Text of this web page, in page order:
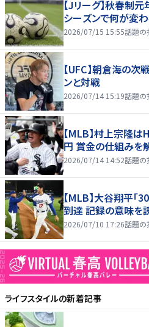
【Jリーグ】秋春制
シーズンで何が変
2026/07/15 15:55話題の
【UFC】朝倉海の
ンと対戦
2026/07/14 15:19話題の
【MLB】村上宗隆
円 賞金の仕組みを
2026/07/14 14:52話題の
【MLB】大谷翔平「
到達 記録の意味を
2026/07/10 17:26話題の
ライフスタイルの新着記事